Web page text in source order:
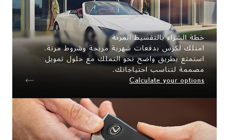
خطة الشراء بالتقسيط المرنة
امتلك لكزس بدفعات شهرية مريحة وشروط مرنة.
استمتع بطريق واضح نحو التملك مع حلول تمويل
مصممة لتناسب احتياجاتك.
Calculate your options